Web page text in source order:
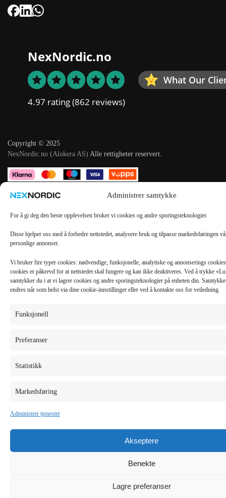
Administrer samtykke
For å gi deg den beste opplevelsen bruker vi cookies og andre sporingsteknologier.
Disse hjelper oss med å forbedre nettstedet, analysere bruk og tilpasse markedsføringen
personlige annonser.
Vi bruker fire typer cookies: nødvendige, funksjonelle, analytiske og annonserings
cookies er påkrevd for at nettstedet skal fungere og kan ikke deaktiveres. Ved å trykke
samtykker du i at vi lagrer cookies og andre sporingsteknologier på enheten din.
endres når som helst via dine cookie-innstillinger eller ved å kontakte oss for veiledning.
Funksjonell
Preferanser
Statistikk
Markedsføring
Administrer tjenester
Akseptere
Benekte
Lagre preferanser
NexNordic.no
What Our
4.97 rating(862 reviews)
Copyright © 2025
NexNordic.no (Alokera AS) Alle rettigheter reservert.